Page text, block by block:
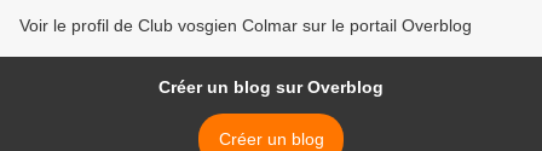
Voir le profil de Club vosgien Colmar sur le portail Overblog
Créer un blog sur Overblog
Créer un blog